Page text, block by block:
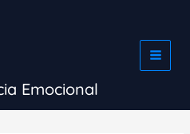
Emocional